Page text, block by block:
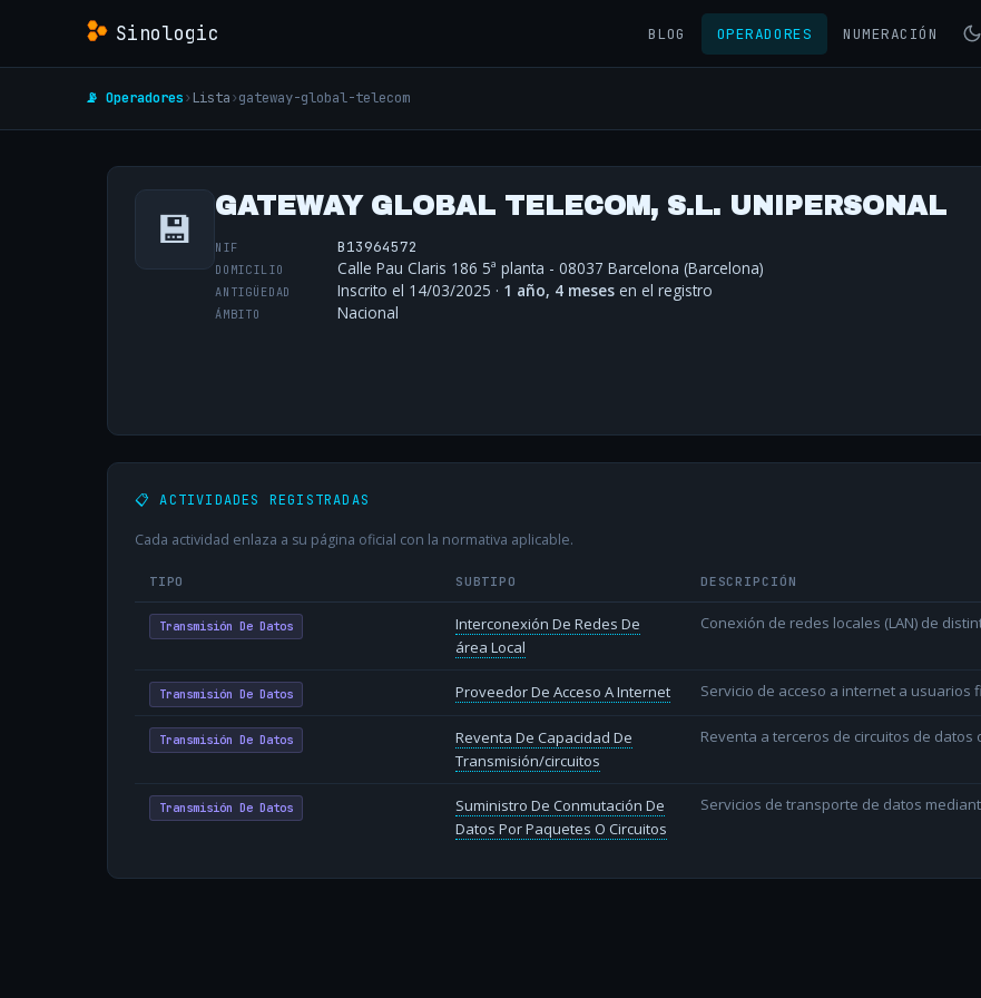
Sinologic BLOG OPERADORES NUMERACIÓN
📡 Operadores› Lista›gateway-global-telecom
💾 GATEWAY GLOBAL TELECOM, S.L. UNIPERSONAL
NIF B13964572
DOMICILIO Calle Pau Claris 186 5ª planta - 08037 Barcelona (Barcelona)
ANTIGÜEDAD Inscrito el 14/03/2025 · 1 año, 4 meses en el registro
ÁMBITO Nacional
📋 ACTIVIDADES REGISTRADAS
Cada actividad enlaza a su página oficial con la normativa aplicable.
TIPO SUBTIPO DESCRIPCIÓN
Transmisión De Datos
Interconexión De Redes De
área Local
Conexión de redes locales (LAN) de
Transmisión De Datos Proveedor De Acceso A Internet Servicio de acceso a internet a usuarios
Transmisión De Datos
Reventa De Capacidad De
Transmisión/circuitos
Reventa a terceros de circuitos de
Transmisión De Datos
Suministro De Conmutación De
Datos Por Paquetes O Circuitos
Servicios de transporte de datos